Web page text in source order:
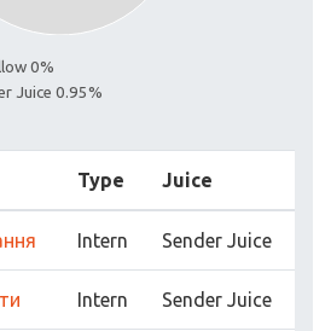
0%
Juice 0.95%
Type Juice
Intern Sender Juice
Intern Sender Juice